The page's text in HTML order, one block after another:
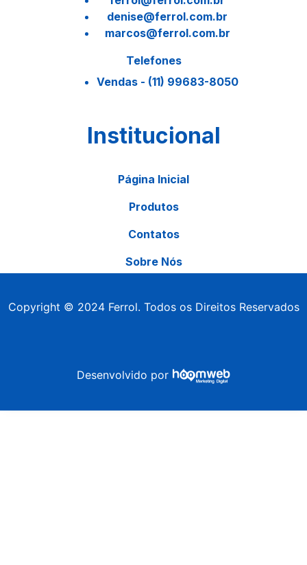
denise@ferrol.com.br
marcos@ferrol.com.br
Telefones
Vendas - (11) 99683-8050
Institucional
Página Inicial
Produtos
Contatos
Sobre Nós
Copyright © 2024 Ferrol. Todos os Direitos Reservados
Desenvolvido por